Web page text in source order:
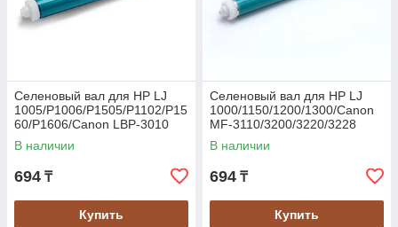
Селеновый вал для HP LJ
1005/P1006/P1505/P1102/P15
60/P1606/Canon LBP-3010
В наличии
694 ₸
Купить
Селеновый вал для HP LJ
1000/1150/1200/1300/Canon
MF-3110/3200/3220/3228
Golden Green
В наличии
694 ₸
Купить